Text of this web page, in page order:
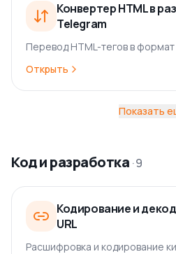
Конвертер HTML в
Telegram
Перевод HTML-тегов в
Открыть
Показать
Код и разработка ·9
Кодирование и
URL
Расшифровка и кодирование